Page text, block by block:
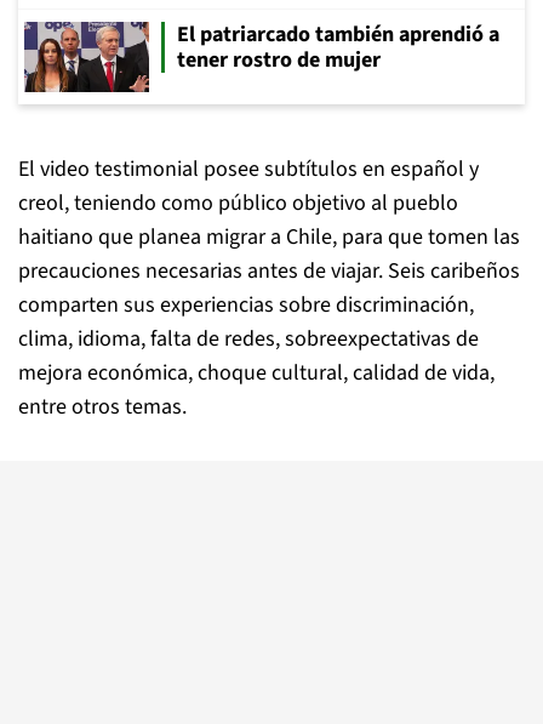
El patriarcado también aprendió a
tener rostro de mujer
El video testimonial posee subtítulos en español y
creol, teniendo como público objetivo al pueblo
haitiano que planea migrar a Chile, para que tomen las
precauciones necesarias antes de viajar. Seis caribeños
comparten sus experiencias sobre discriminación,
clima, idioma, falta de redes, sobreexpectativas de
mejora económica, choque cultural, calidad de vida,
entre otros temas.